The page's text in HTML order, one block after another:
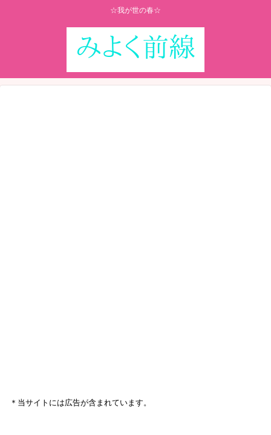
☆我が世の春☆
＊当サイトには広告が含まれています。